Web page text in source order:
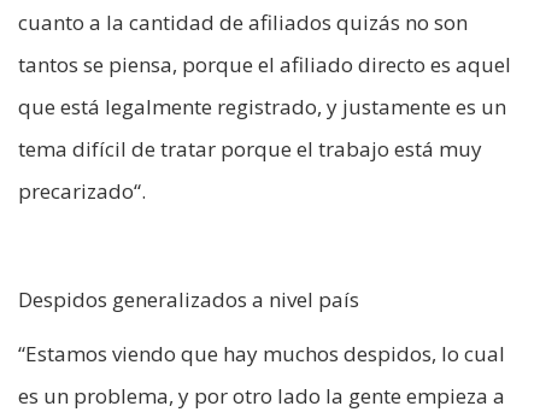
cuanto a la cantidad de afiliados quizás no son
tantos se piensa, porque el afiliado directo es aquel
que está legalmente registrado, y justamente es un
tema difícil de tratar porque el trabajo está muy
precarizado“.
Despidos generalizados a nivel país
“Estamos viendo que hay muchos despidos, lo cual
es un problema, y por otro lado la gente empieza a